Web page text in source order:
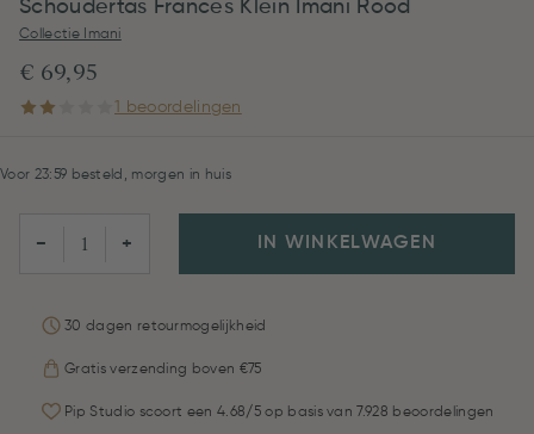
Schoudertas Frances Klein Imani Rood
Collectie Imani
€ 69,95
1 beoordelingen
Voor 23:59 besteld, morgen in huis
− + IN WINKELWAGEN
30 dagen retourmogelijkheid
Gratis verzending boven €75
Pip Studio scoort een 4.68/5 op basis van 7.928 beoordelingen